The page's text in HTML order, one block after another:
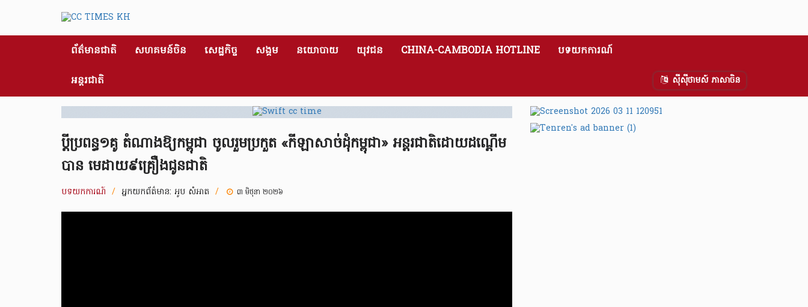
ព័ត៌មានជាតិ សហគមន៍ចិន សេដ្ឋកិច្ច សង្គម នយោបាយ យុវជន CHINA-CAMBODIA HOTLINE បទយកការណ៍
អន្តរជាតិ ស៊ីស៊ីថាមស៍ ភាសាចិន
ប្ដីប្រពន្ធ១គូ តំណាងឱ្យកម្ពុជា ចូលរួមប្រកួត «កីឡាសាច់ដុំកម្ពុជា» អន្តរជាតិដោយដណ្តើម
បាន មេដាយ៩គ្រឿងជូនជាតិ
បទយកការណ៍ / អ្នកយកព័ត៌មាន: អូប សំអាត / ៣ មិថុនា ២០២៦